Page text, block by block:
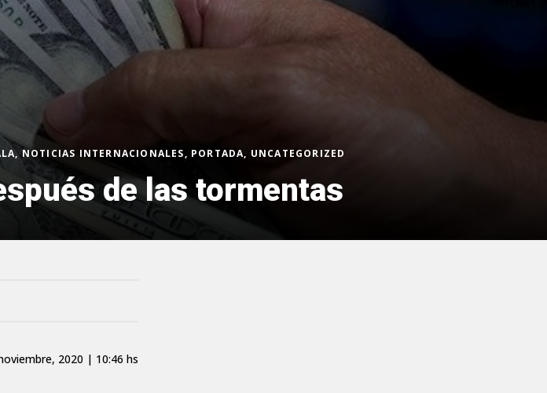
NOTICIAS INTERNACIONALES, PORTADA, UNCATEGORIZED
de las tormentas
2020 | 10:46 hs